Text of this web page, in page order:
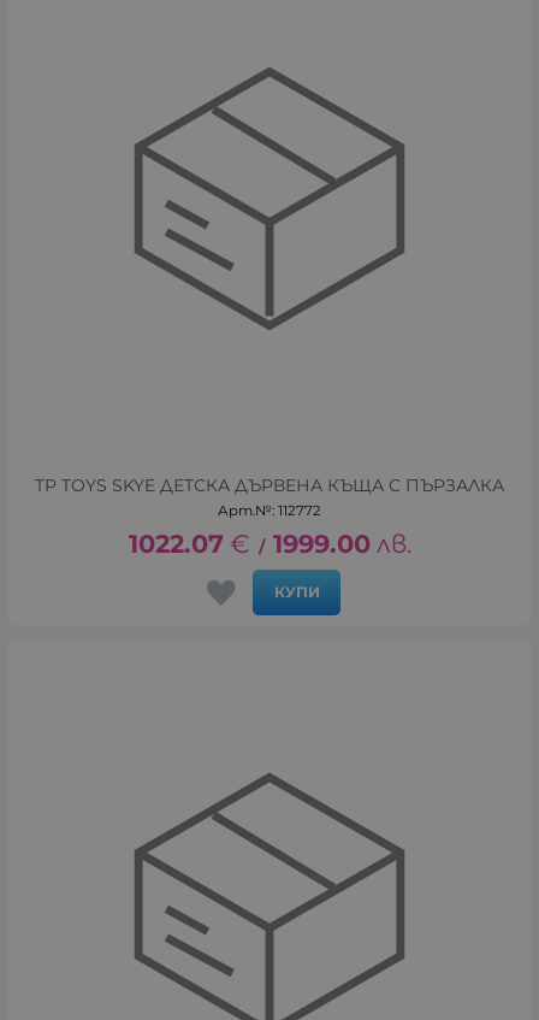
TP TOYS SKYE ДЕТСКА ДЪРВЕНА КЪЩА С ПЪРЗАЛКА
Арт.№: 112772
1022.07 € / 1999.00 лв.
КУПИ